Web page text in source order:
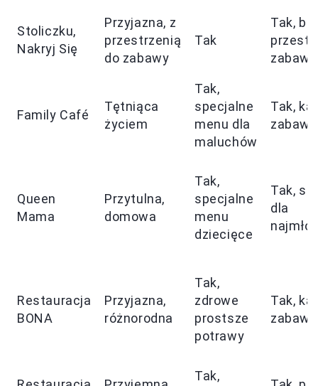
Stoliczku,
Nakryj Się
Przyjazna, z
przestrzenią
do zabawy
Tak
Tak,
zabawy
Family Café
Tętniąca
życiem
Tak,
specjalne
menu dla
maluchów
Tak,
zabaw
Queen
Mama
Przytulna,
domowa
Tak,
specjalne
menu
dziecięce
Tak,
dla
Restauracja
BONA
Przyjazna,
różnorodna
Tak,
zdrowe
prostsze
potrawy
Tak,
zabaw
Tak,